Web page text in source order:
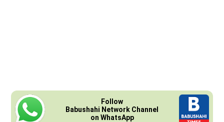
Follow
Babushahi Network Channel
on WhatsApp